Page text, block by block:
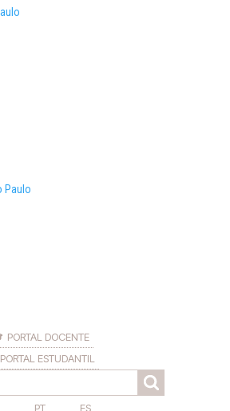
PORTAL DOCENTE
PORTAL ESTUDANTIL
PT ES